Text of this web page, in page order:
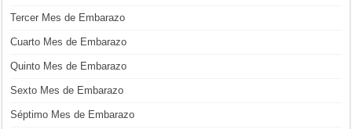
Tercer Mes de Embarazo
Cuarto Mes de Embarazo
Quinto Mes de Embarazo
Sexto Mes de Embarazo
Séptimo Mes de Embarazo